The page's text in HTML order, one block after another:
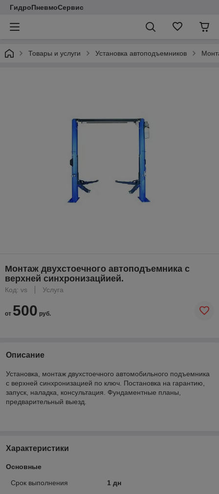
ГидроПневмоСервис
Товары и услуги Установка автоподъемников
Монтаж двухстоечного автоподъемника с
верхней синхронизацйией.
Код: vs Услуга
от 500 руб.
Описание
Установка, монтаж двухстоечного автомобильного подъемника
с верхней синхронизацией по ключ. Постановка на гарантию,
запуск, наладка, консультация. Фундаментные планы,
предварительный выезд.
Характеристики
Основные
Срок выполнения 1 дн